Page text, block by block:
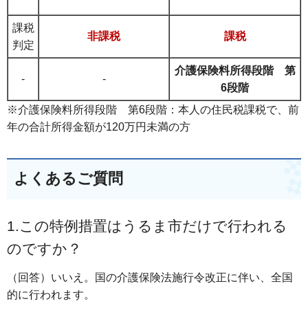
課税
判定
非課税 課税
- -
介護保険料所得段階 第
6段階
※介護保険料所得段階 第6段階：本人の住民税課税で、前
年の合計所得金額が120万円未満の方
よくあるご質問
1.この特例措置はうるま市だけで行われる
のですか？
（回答）いいえ。国の介護保険法施行令改正に伴い、全国
的に行われます。